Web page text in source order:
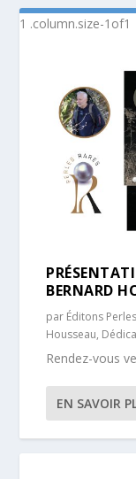
BERNARD
par Éditons
Housseau,
Rendez-vous
EN SAVOIR